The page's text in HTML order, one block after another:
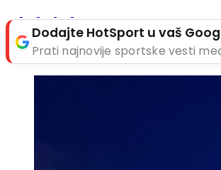
Dodajte HotSport u vaš
Prati najnovije sportske vesti